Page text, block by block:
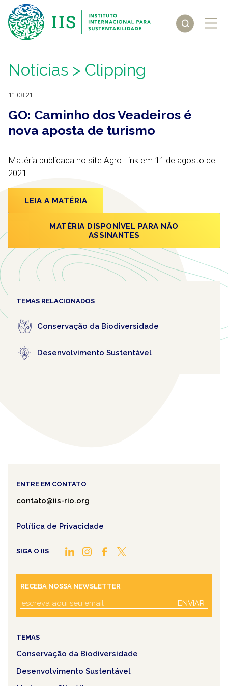
Notícias > Clipping
11.08.21
GO: Caminho dos Veadeiros é
nova aposta de turismo
Matéria publicada no site Agro Link em 11 de agosto de
2021.
LEIA A MATÉRIA
MATÉRIA DISPONÍVEL PARA NÃO
ASSINANTES
TEMAS RELACIONADOS
Conservação da Biodiversidade
Desenvolvimento Sustentável
ENTRE EM CONTATO
contato@iis-rio.org
Política de Privacidade
SIGA O IIS
RECEBA NOSSA NEWSLETTER
ENVIAR
TEMAS
Conservação da Biodiversidade
Desenvolvimento Sustentável